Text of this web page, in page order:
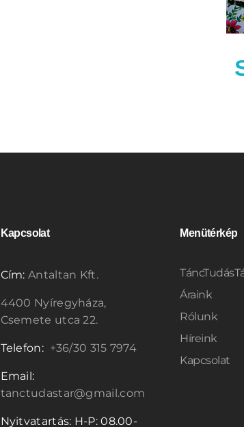
Kapcsolat
Cím: Antaltan Kft.
4400 Nyíregyháza,
Csemete utca 22.
Telefon: +36/30 315 7974
Email:
tanctudastar@gmail.com
Nyitvatartás: H-P: 08.00-
Menütérkép
Áraink
Rólunk
Híreink
Kapcsolat